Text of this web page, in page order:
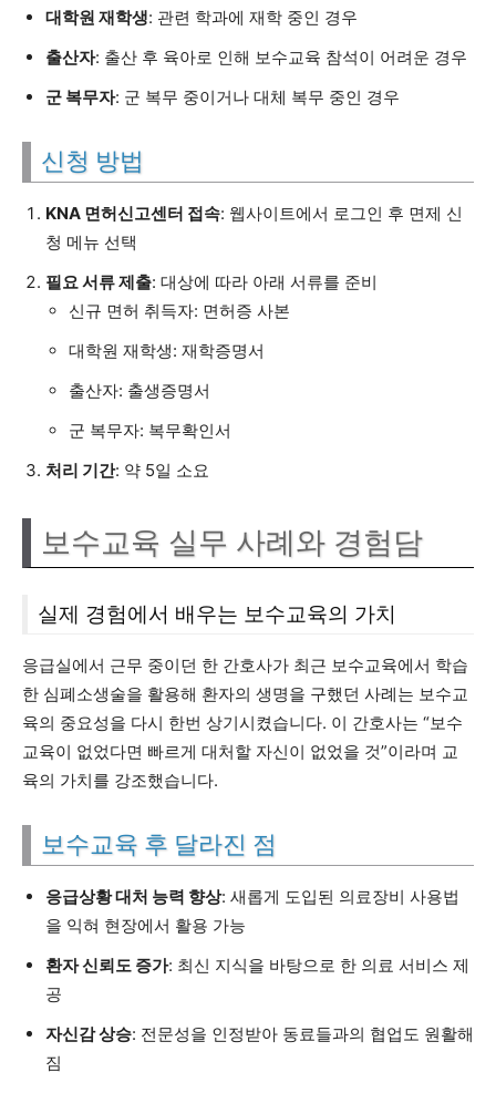
대학원 재학생: 관련 학과에 재학 중인 경우
출산자: 출산 후 육아로 인해 보수교육 참석이 어려운 경우
군 복무자: 군 복무 중이거나 대체 복무 중인 경우
신청 방법
KNA 면허신고센터 접속: 웹사이트에서 로그인 후 면제 신
청 메뉴 선택
필요 서류 제출: 대상에 따라 아래 서류를 준비
신규 면허 취득자: 면허증 사본
대학원 재학생: 재학증명서
출산자: 출생증명서
군 복무자: 복무확인서
처리 기간: 약 5일 소요
보수교육 실무 사례와 경험담
실제 경험에서 배우는 보수교육의 가치
응급실에서 근무 중이던 한 간호사가 최근 보수교육에서 학습
한 심폐소생술을 활용해 환자의 생명을 구했던 사례는 보수교
육의 중요성을 다시 한번 상기시켰습니다. 이 간호사는 “보수
교육이 없었다면 빠르게 대처할 자신이 없었을 것”이라며 교
육의 가치를 강조했습니다.
보수교육 후 달라진 점
응급상황 대처 능력 향상: 새롭게 도입된 의료장비 사용법
을 익혀 현장에서 활용 가능
환자 신뢰도 증가: 최신 지식을 바탕으로 한 의료 서비스 제
공
자신감 상승: 전문성을 인정받아 동료들과의 협업도 원활해
짐